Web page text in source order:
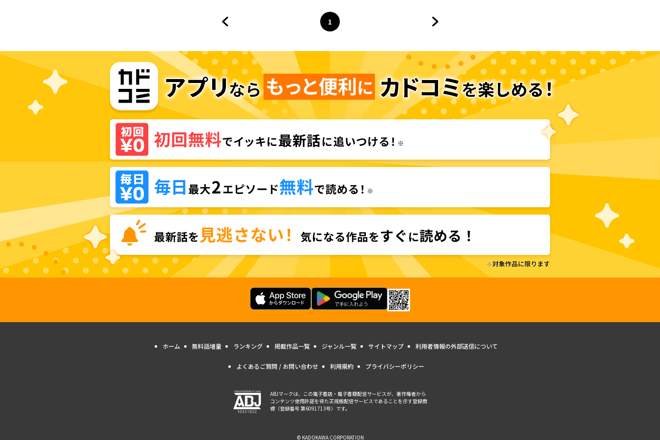
ページ
1
へ
ホーム 無料話増量 ランキング 掲載作品一覧 ジャンル一覧 サイトマップ 利用者情報の外部送信について
よくあるご質問 / お問い合わせ 利用規約 プライバシーポリシー
ABJマークは、この電子書店・電子書籍配信サービスが、著作権者から
コンテンツ使用許諾を得た正規版配信サービスであることを示す登録商
標（登録番号 第6091713号）です。
© KADOKAWA CORPORATION